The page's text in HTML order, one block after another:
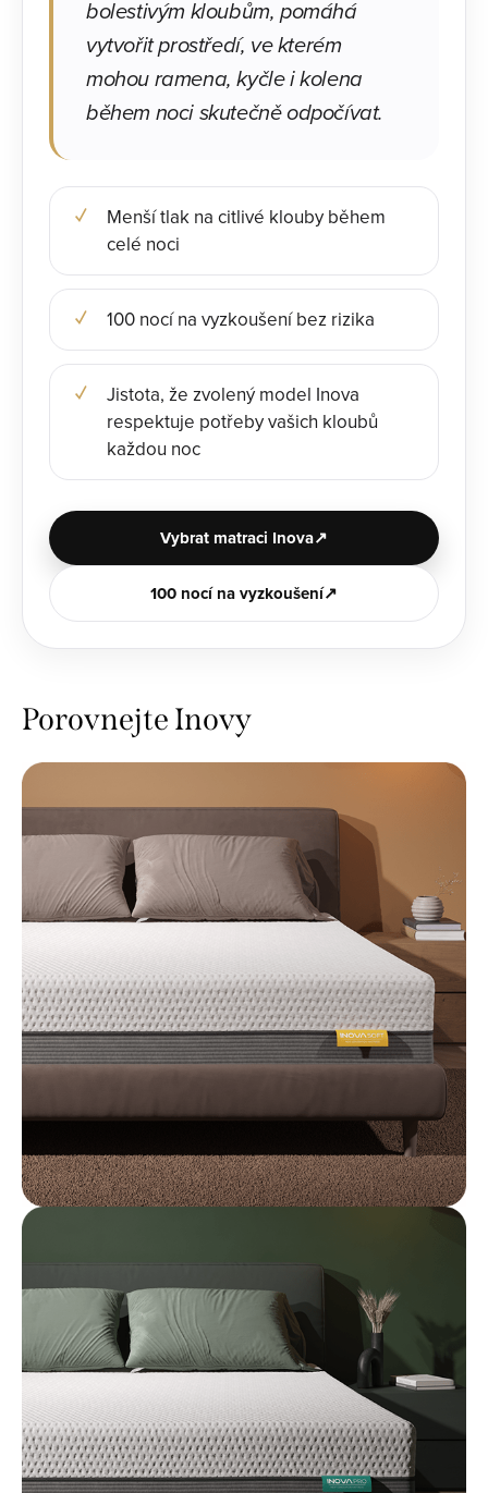
bolestivým kloubům, pomáhá
vytvořit prostředí, ve kterém
mohou ramena, kyčle i kolena
během noci skutečně odpočívat.
Menší tlak na citlivé klouby během
celé noci
100 nocí na vyzkoušení bez rizika
Jistota, že zvolený model Inova
respektuje potřeby vašich kloubů
každou noc
Vybrat matraci Inova
100 nocí na vyzkoušení
Porovnejte Inovy